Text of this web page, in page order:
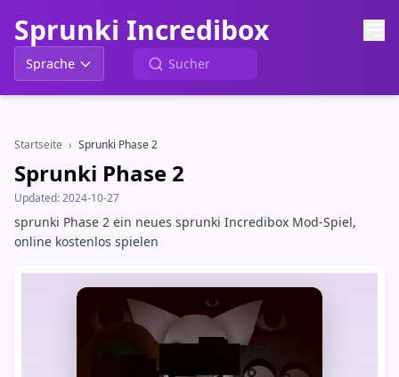
Sprunki Incredibox
Sprache
Startseite › Sprunki Phase 2
Sprunki Phase 2
Updated:2024-10-27
sprunki Phase 2 ein neues sprunki Incredibox Mod-Spiel,
online kostenlos spielen